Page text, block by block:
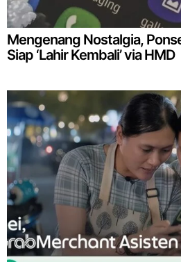
Mengenang Nostalgia,
Siap ‘Lahir Kembali’ via HMD